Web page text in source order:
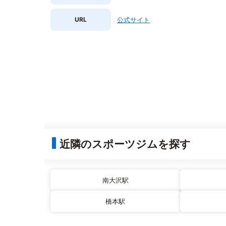
URL 公式サイト
近隣のスポーツジムを探す
南大沢駅
橋本駅